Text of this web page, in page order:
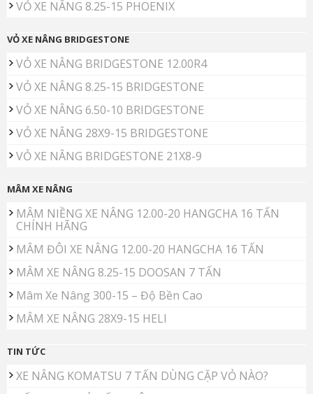
VỎ XE NÂNG 8.25-15 PHOENIX
VỎ XE NÂNG BRIDGESTONE
VỎ XE NÂNG BRIDGESTONE 12.00R4
VỎ XE NÂNG 8.25-15 BRIDGESTONE
VỎ XE NÂNG 6.50-10 BRIDGESTONE
VỎ XE NÂNG 28X9-15 BRIDGESTONE
VỎ XE NÂNG BRIDGESTONE 21X8-9
MÂM XE NÂNG
MÂM NIỀNG XE NÂNG 12.00-20 HANGCHA 16 TẤN
CHÍNH HÃNG
MÂM ĐÔI XE NÂNG 12.00-20 HANGCHA 16 TẤN
MÂM XE NÂNG 8.25-15 DOOSAN 7 TẤN
Mâm Xe Nâng 300-15 – Độ Bền Cao
MÂM XE NÂNG 28X9-15 HELI
TIN TỨC
XE NÂNG KOMATSU 7 TẤN DÙNG CẶP VỎ NÀO?